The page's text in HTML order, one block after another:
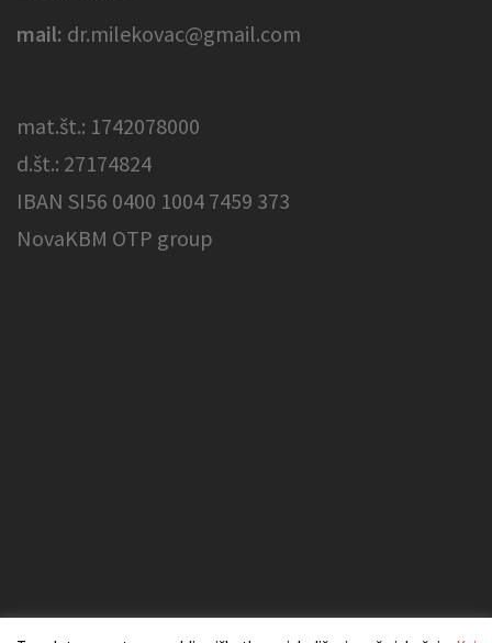
mail: dr.milekovac@gmail.com
mat.št.: 1742078000
d.št.: 27174824
IBAN SI56 0400 1004 7459 373
NovaKBM OTP group